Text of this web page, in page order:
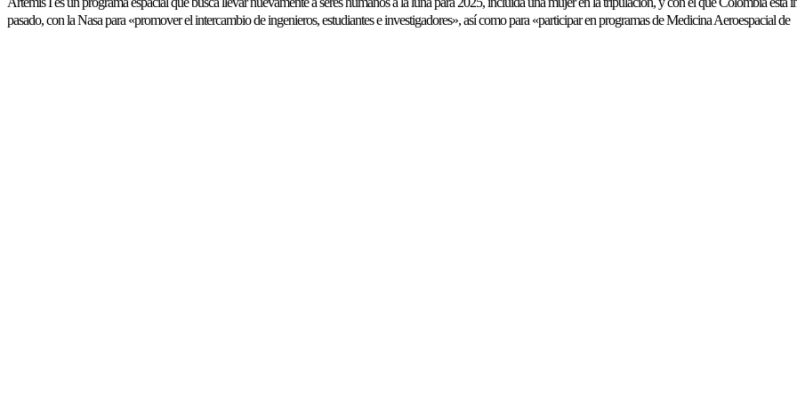
pasado, con la Nasa para «promover el intercambio de ingenieros, estudiantes e investigadores», así como para «participar en programas de Medicina Aeroespacial de